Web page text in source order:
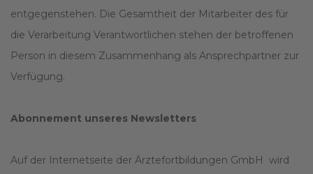
entgegenstehen. Die Gesamtheit der Mitarbeiter des für
die Verarbeitung Verantwortlichen stehen der betroffenen
Person in diesem Zusammenhang als Ansprechpartner zur
Verfügung.
Abonnement unseres Newsletters
Auf der Internetseite der Ärztefortbildungen GmbH wird